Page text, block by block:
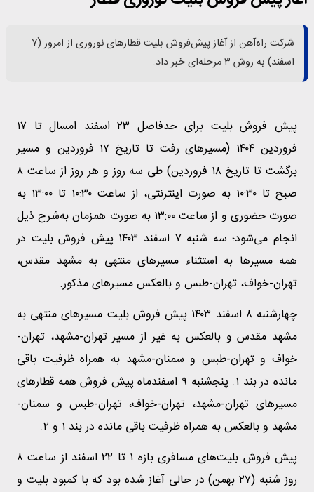
شرکت راه‌آهن از آغاز پیش‌فروش بلیت قطار‌های نوروزی از امروز (۷
اسفند) به روش ۳ مرحله‌ای خبر داد.
پیش فروش بلیت برای حدفاصل ۲۳ اسفند امسال تا ۱۷
فروردین ۱۴۰۴ (مسیر‌های رفت تا تاریخ ۱۷ فروردین و مسیر
برگشت تا تاریخ ۱۸ فروردین) طی سه روز و هر روز از ساعت ۸
صبح تا ۱۰:۳۰ به صورت اینترنتی، از ساعت ۱۰:۳۰ تا ۱۳:۰۰ به
صورت حضوری و از ساعت ۱۳:۰۰ به صورت همزمان به‌شرح ذیل
انجام می‌شود؛ سه شنبه ۷ اسفند ۱۴۰۳ پیش فروش بلیت در
همه مسیر‌ها به استثناء مسیر‌های منتهی به مشهد مقدس،
تهران-خواف، تهران-طبس و بالعکس مسیر‌های مذکور.
چهارشنبه ۸ اسفند ۱۴۰۳ پیش فروش بلیت مسیر‌های منتهی به
مشهد مقدس و بالعکس به غیر از مسیر تهران-مشهد، تهران-
خواف و تهران-طبس و سمنان-مشهد به همراه ظرفیت باقی
مانده در بند ۱. پنجشنبه ۹ اسفندماه پیش فروش همه قطار‌های
مسیر‌های تهران-مشهد، تهران-خواف، تهران-طبس و سمنان-
مشهد و بالعکس به همراه ظرفیت باقی مانده در بند ۱ و ۲.
پیش فروش بلیت‌های مسافری بازه ۱ تا ۲۲ اسفند از ساعت ۸
روز شنبه (۲۷ بهمن) در حالی آغاز شده بود که با کمبود بلیت و